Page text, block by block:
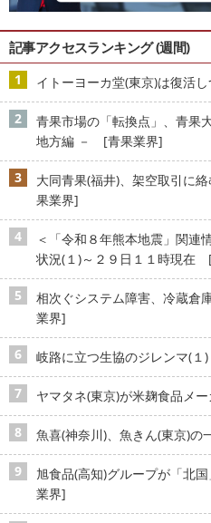
記事アクセスランキング (週間)
イトーヨーカ堂(東京)は復活
青果市場の「転換点」、青
地方編 － [青果業界]
大同青果(福井)、架空取引に
果業界]
＜「令和８年熊本地震」関
状況(１)～２９日１１時現在
相次ぐシステム障害、冷蔵
業界]
岐路に立つ生協のジレンマ(
ヤマタネ(東京)が米麹食品メ
魚喜(神奈川)、魚きん(東京)
旭食品(高知)グループが「北
業界]